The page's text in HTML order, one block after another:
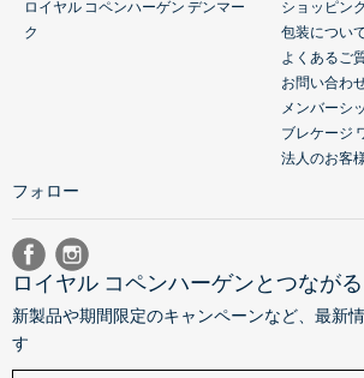
ロイヤル コペンハーゲン デンマー
ク
ショッピン
包装につい
よくあるご
お問い合わ
メンバーシ
ブレケージ
法人のお客
フォロー
ロイヤル コペンハーゲンとつながる
新製品や期間限定のキャンペーンなど、最新
す